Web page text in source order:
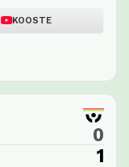
KOOSTE
0
1